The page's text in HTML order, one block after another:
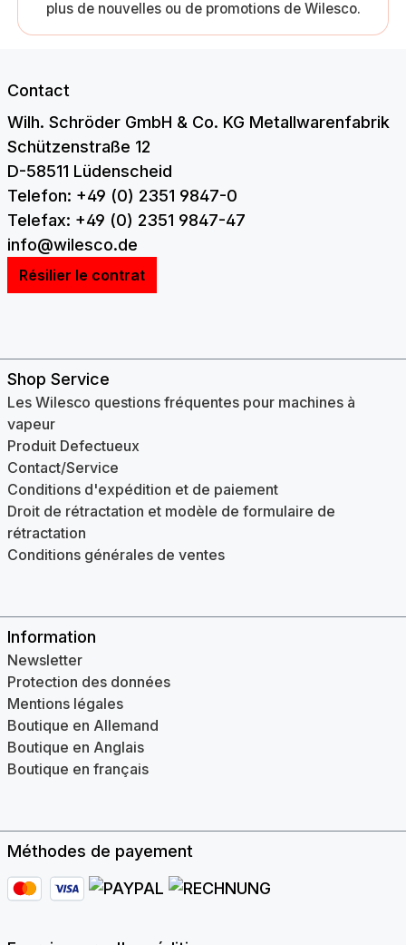
plus de nouvelles ou de promotions de Wilesco.
Contact
Wilh. Schröder GmbH & Co. KG Metallwarenfabrik
Schützenstraße 12
D-58511 Lüdenscheid
Telefon: +49 (0) 2351 9847-0
Telefax: +49 (0) 2351 9847-47
info@wilesco.de
Résilier le contrat
Shop Service
Les Wilesco questions fréquentes pour machines à
vapeur
Produit Defectueux
Contact/Service
Conditions d'expédition et de paiement
Droit de rétractation et modèle de formulaire de
rétractation
Conditions générales de ventes
Information
Newsletter
Protection des données
Mentions légales
Boutique en Allemand
Boutique en Anglais
Boutique en français
Méthodes de payement